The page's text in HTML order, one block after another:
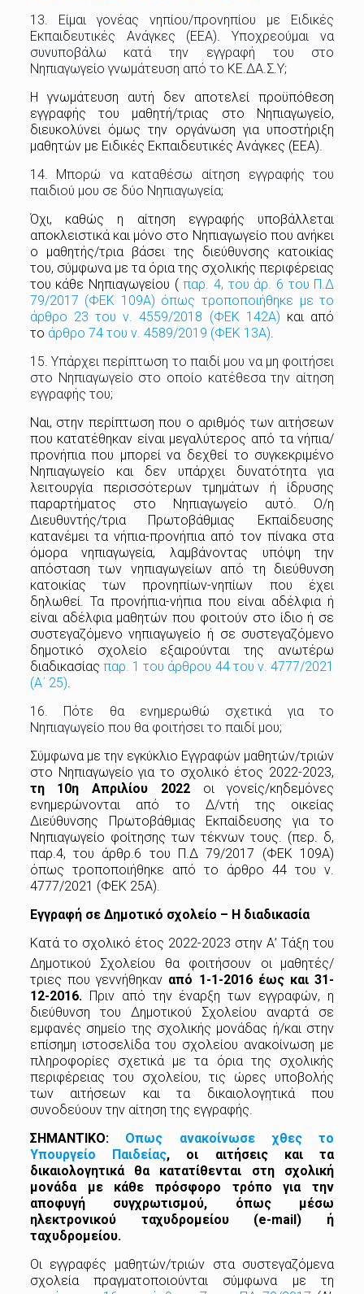
13. Είμαι γονέας νηπίου/προνηπίου με Ειδικές
Εκπαιδευτικές Ανάγκες (ΕΕΑ). Υποχρεούμαι να
συνυποβάλω κατά την εγγραφή του στο
Νηπιαγωγείο γνωμάτευση από το ΚΕ.ΔΑ.Σ.Υ;
Η γνωμάτευση αυτή δεν αποτελεί προϋπόθεση
εγγραφής του μαθητή/τριας στο Νηπιαγωγείο,
διευκολύνει όμως την οργάνωση για υποστήριξη
μαθητών με Ειδικές Εκπαιδευτικές Ανάγκες (ΕΕΑ).
14. Μπορώ να καταθέσω αίτηση εγγραφής του
παιδιού μου σε δύο Νηπιαγωγεία;
Όχι, καθώς η αίτηση εγγραφής υποβάλλεται
αποκλειστικά και μόνο στο Νηπιαγωγείο που ανήκει
ο μαθητής/τρια βάσει της διεύθυνσης κατοικίας
του, σύμφωνα με τα όρια της σχολικής περιφέρειας
του κάθε Νηπιαγωγείου (παρ. 4, του άρ. 6 του Π.Δ
79/2017 (ΦΕΚ 109Α) όπως τροποποιήθηκε με το
άρθρο 23 του ν. 4559/2018 (ΦΕΚ 142Α) και από
το άρθρο 74 του ν. 4589/2019 (ΦΕΚ 13Α).
15. Υπάρχει περίπτωση το παιδί μου να μη φοιτήσει
στο Νηπιαγωγείο στο οποίο κατέθεσα την αίτηση
εγγραφής του;
Ναι, στην περίπτωση που ο αριθμός των αιτήσεων
που κατατέθηκαν είναι μεγαλύτερος από τα νήπια/
προνήπια που μπορεί να δεχθεί το συγκεκριμένο
Νηπιαγωγείο και δεν υπάρχει δυνατότητα για
λειτουργία περισσότερων τμημάτων ή ίδρυσης
παραρτήματος στο Νηπιαγωγείο αυτό. Ο/η
Διευθυντής/τρια Πρωτοβάθμιας Εκπαίδευσης
κατανέμει τα νήπια-προνήπια από τον πίνακα στα
όμορα νηπιαγωγεία, λαμβάνοντας υπόψη την
απόσταση των νηπιαγωγείων από τη διεύθυνση
κατοικίας των προνηπίων-νηπίων που έχει
δηλωθεί. Τα προνήπια-νήπια που είναι αδέλφια ή
είναι αδέλφια μαθητών που φοιτούν στο ίδιο ή σε
συστεγαζόμενο νηπιαγωγείο ή σε συστεγαζόμενο
δημοτικό σχολείο εξαιρούνται της ανωτέρω
διαδικασίας παρ. 1 του άρθρου 44 του ν. 4777/2021
(Α΄ 25).
16. Πότε θα ενημερωθώ σχετικά για το
Νηπιαγωγείο που θα φοιτήσει το παιδί μου;
Σύμφωνα με την εγκύκλιο Εγγραφών μαθητών/τριών
στο Νηπιαγωγείο για το σχολικό έτος 2022-2023,
τη 10η Απριλίου 2022 οι γονείς/κηδεμόνες
ενημερώνονται από το Δ/ντή της οικείας
Διεύθυνσης Πρωτοβάθμιας Εκπαίδευσης για το
Νηπιαγωγείο φοίτησης των τέκνων τους. (περ. δ,
παρ.4, του άρθρ.6 του Π.Δ 79/2017 (ΦΕΚ 109Α)
όπως τροποποιήθηκε από το άρθρο 44 του ν.
4777/2021 (ΦΕΚ 25Α).
Εγγραφή σε Δημοτικό σχολείο – Η διαδικασία
Κατά το σχολικό έτος 2022-2023 στην Α’ Τάξη του
Δημοτικού Σχολείου θα φοιτήσουν οι μαθητές/
τριες που γεννήθηκαν από 1-1-2016 έως και 31-
12-2016. Πριν από την έναρξη των εγγραφών, η
διεύθυνση του Δημοτικού Σχολείου αναρτά σε
εμφανές σημείο της σχολικής μονάδας ή/και στην
επίσημη ιστοσελίδα του σχολείου ανακοίνωση με
πληροφορίες σχετικά με τα όρια της σχολικής
περιφέρειας του σχολείου, τις ώρες υποβολής
των αιτήσεων και τα δικαιολογητικά που
συνοδεύουν την αίτηση της εγγραφής.
ΣΗΜΑΝΤΙΚΟ: Οπως ανακοίνωσε χθες το
Υπουργείο Παιδείας,
οι αιτήσεις και τα
δικαιολογητικά θα κατατίθενται στη σχολική
μονάδα με κάθε πρόσφορο τρόπο για την
αποφυγή συγχρωτισμού, όπως μέσω
ηλεκτρονικού ταχυδρομείου (e-mail) ή
ταχυδρομείου.
Οι εγγραφές μαθητών/τριών στα συστεγαζόμενα
σχολεία πραγματοποιούνται σύμφωνα με τη